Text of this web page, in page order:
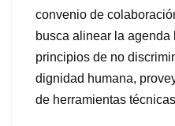
convenio de
busca alinear la
principios de no
dignidad humana,
de herramientas